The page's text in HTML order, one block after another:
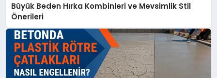
Büyük Beden Hırka Kombinleri ve Mevsimlik Stil
Önerileri